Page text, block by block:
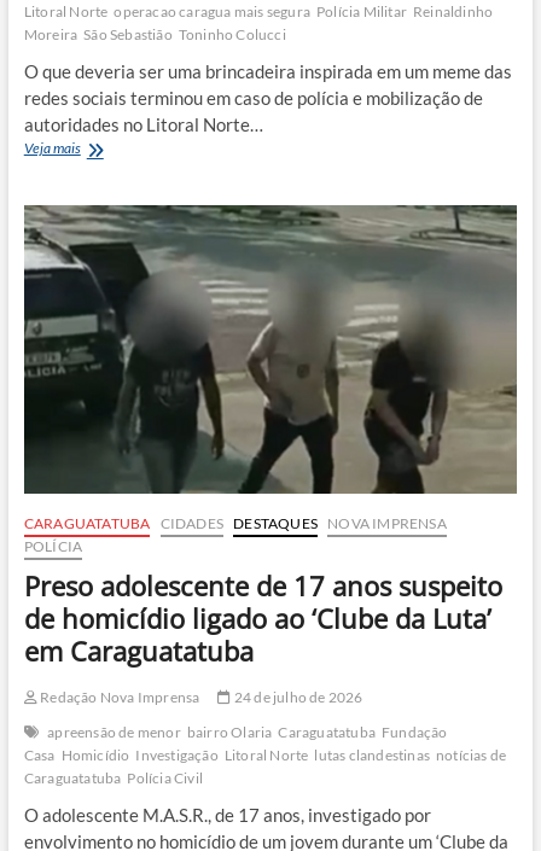
Litoral Norte operacao caragua mais segura Polícia Militar Reinaldinho
Moreira São Sebastião Toninho Colucci
O que deveria ser uma brincadeira inspirada em um meme das
redes sociais terminou em caso de polícia e mobilização de
autoridades no Litoral Norte…
Veja maisCampeonato
Aura’
termina
em
polêmica,
e
intervenção
policial
Litoral
Norte
CARAGUATATUBA CIDADES DESTAQUES
NOVA IMPRENSA
POLÍCIA
Preso adolescente de 17 anos suspeito
de homicídio ligado ao ‘Clube da Luta’
em Caraguatatuba
Redação Nova Imprensa
24 de julho de 2026
apreensão de menor bairro Olaria Caraguatatuba Fundação
Casa Homicídio Investigação Litoral Norte lutas clandestinas notícias de
Caraguatatuba Polícia Civil
O adolescente M.A.S.R., de 17 anos, investigado por
envolvimento no homicídio de um jovem durante um ‘Clube da